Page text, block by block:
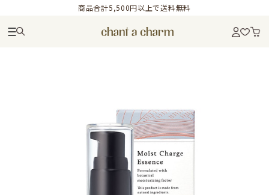
商品合計5,500円以上で送料無料